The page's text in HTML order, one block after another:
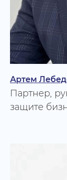
Артем
Партнер,
защите